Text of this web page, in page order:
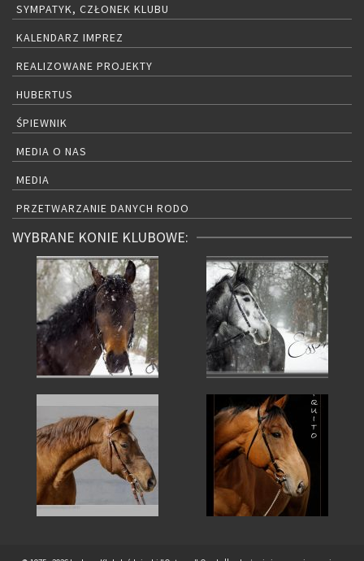
SYMPATYK, CZŁONEK KLUBU
KALENDARZ IMPREZ
REALIZOWANE PROJEKTY
HUBERTUS
ŚPIEWNIK
MEDIA O NAS
MEDIA
PRZETWARZANIE DANYCH RODO
WYBRANE KONIE KLUBOWE: